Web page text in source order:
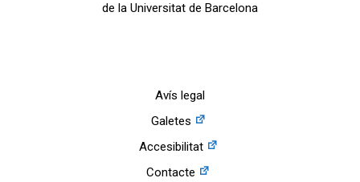
de la Universitat de Barcelona
Avís legal
Galetes
Accesibilitat
Contacte